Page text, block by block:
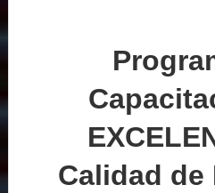
Calidad de